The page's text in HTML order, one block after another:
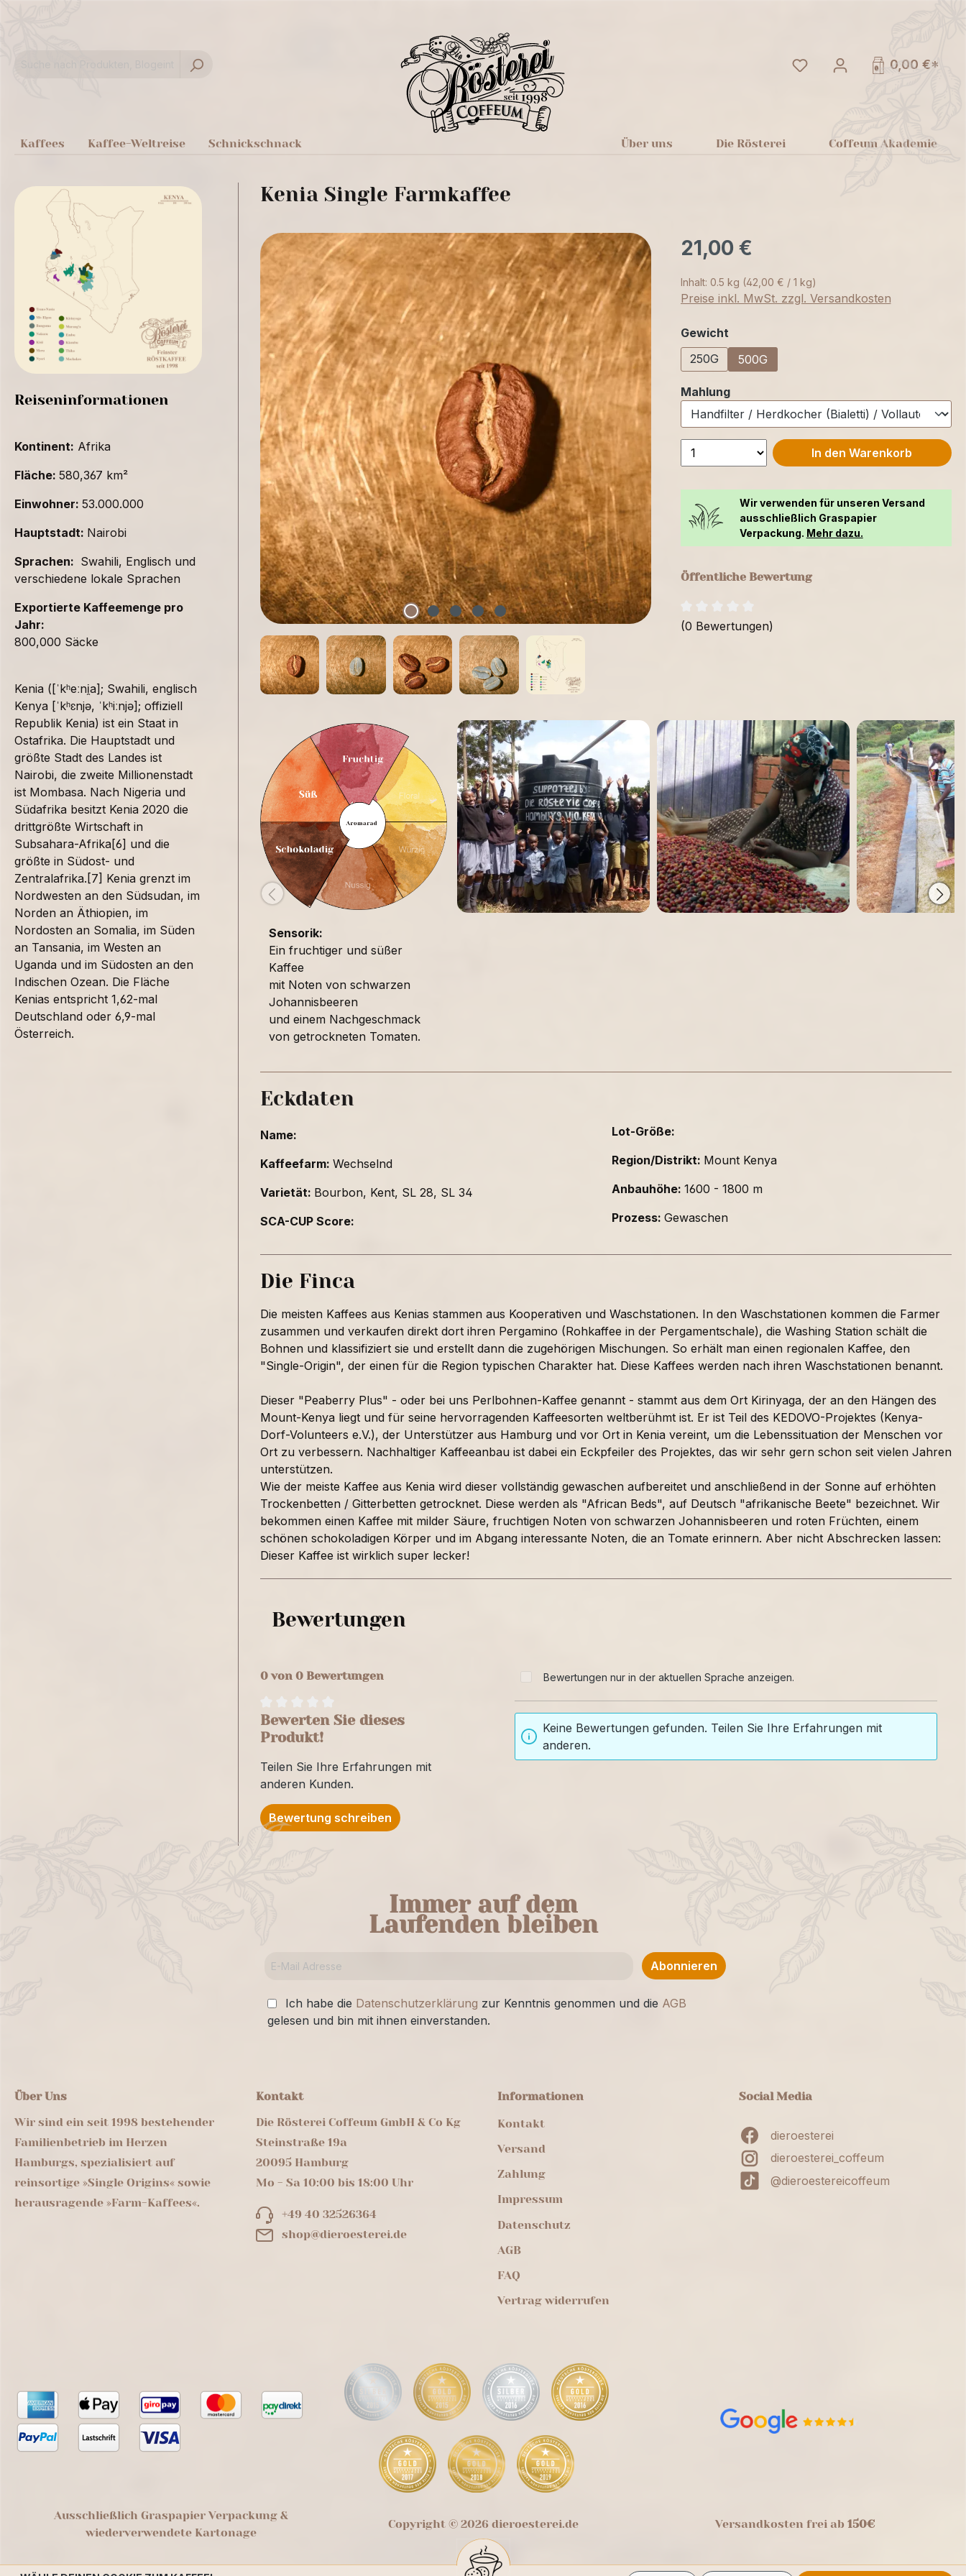
Du hast 0 Produkte auf
0,00 €*
Kaffees Kaffee-Weltreise Schnickschnack Über uns Die Rösterei Coffeum Akademie
Reiseninformationen
Kontinent: Afrika
Fläche: 580,367 km²
Einwohner: 53.000.000
Hauptstadt: Nairobi
Sprachen: Swahili, Englisch und
verschiedene lokale Sprachen
Exportierte Kaffeemenge pro
Jahr:
800,000 Säcke
Kenia ([ˈkʰeːni̯a]; Swahili, englisch
Kenya [ˈkʰɛnjə, ˈkʰiːnjə]; offiziell
Republik Kenia) ist ein Staat in
Ostafrika. Die Hauptstadt und
größte Stadt des Landes ist
Nairobi, die zweite Millionenstadt
ist Mombasa. Nach Nigeria und
Südafrika besitzt Kenia 2020 die
drittgrößte Wirtschaft in
Subsahara-Afrika[6] und die
größte in Südost- und
Zentralafrika.[7] Kenia grenzt im
Nordwesten an den Südsudan, im
Norden an Äthiopien, im
Nordosten an Somalia, im Süden
an Tansania, im Westen an
Uganda und im Südosten an den
Indischen Ozean. Die Fläche
Kenias entspricht 1,62-mal
Deutschland oder 6,9-mal
Österreich.
Kenia Single Farmkaffee
21,00 €
Inhalt: 0.5 kg (42,00 € / 1 kg)
Preise inkl. MwSt. zzgl. Versandkosten
Gewichtauswählen
250G
500G
Mahlungauswählen
In den Warenkorb
Wir verwenden für unseren Versand
ausschließlich Graspapier
Verpackung. Mehr dazu.
Öffentliche Bewertung
(0 Bewertungen)
Sensorik:
Ein fruchtiger und süßer
Kaffee
mit Noten von schwarzen
Johannisbeeren
und einem Nachgeschmack
von getrockneten Tomaten.
Eckdaten
Name:
Kaffeefarm: Wechselnd
Varietät: Bourbon, Kent, SL 28, SL 34
SCA-CUP Score:
Lot-Größe:
Region/Distrikt: Mount Kenya
Anbauhöhe: 1600 - 1800 m
Prozess: Gewaschen
Die Finca
Die meisten Kaffees aus Kenias stammen aus Kooperativen und Waschstationen. In den Waschstationen kommen die Farmer
zusammen und verkaufen direkt dort ihren Pergamino (Rohkaffee in der Pergamentschale), die Washing Station schält die
Bohnen und klassifiziert sie und erstellt dann die zugehörigen Mischungen. So erhält man einen regionalen Kaffee, den
"Single-Origin", der einen für die Region typischen Charakter hat. Diese Kaffees werden nach ihren Waschstationen benannt.
Dieser "Peaberry Plus" - oder bei uns Perlbohnen-Kaffee genannt - stammt aus dem Ort Kirinyaga, der an den Hängen des
Mount-Kenya liegt und für seine hervorragenden Kaffeesorten weltberühmt ist. Er ist Teil des KEDOVO-Projektes (Kenya-
Dorf-Volunteers e.V.), der Unterstützer aus Hamburg und vor Ort in Kenia vereint, um die Lebenssituation der Menschen vor
Ort zu verbessern. Nachhaltiger Kaffeeanbau ist dabei ein Eckpfeiler des Projektes, das wir sehr gern schon seit vielen Jahren
unterstützen.
Wie der meiste Kaffee aus Kenia wird dieser vollständig gewaschen aufbereitet und anschließend in der Sonne auf erhöhten
Trockenbetten / Gitterbetten getrocknet. Diese werden als "African Beds", auf Deutsch "afrikanische Beete" bezeichnet. Wir
bekommen einen Kaffee mit milder Säure, fruchtigen Noten von schwarzen Johannisbeeren und roten Früchten, einem
schönen schokoladigen Körper und im Abgang interessante Noten, die an Tomate erinnern. Aber nicht Abschrecken lassen:
Dieser Kaffee ist wirklich super lecker!
Bewertungen
0 von 0 Bewertungen
Bewerten Sie dieses
Produkt!
Teilen Sie Ihre Erfahrungen mit
anderen Kunden.
Bewertung schreiben
Bewertungen nur in der aktuellen Sprache anzeigen.
Keine Bewertungen gefunden. Teilen Sie Ihre Erfahrungen mit
anderen.
Immer auf dem
Laufenden bleiben
Abonnieren
Ich habe die Datenschutzerklärung zur Kenntnis genommen und die AGB
gelesen und bin mit ihnen einverstanden.
Über Uns
Wir sind ein seit 1998 bestehender
Familienbetrieb im Herzen
Hamburgs, spezialisiert auf
reinsortige »Single Origins« sowie
herausragende »Farm-Kaffees«.
Kontakt
Die Rösterei Coffeum GmbH & Co Kg
Steinstraße 19a
20095 Hamburg
Mo - Sa 10:00 bis 18:00 Uhr
+49 40 32526364
shop@dieroesterei.de
Informationen
Kontakt
Versand
Zahlung
Impressum
Datenschutz
AGB
FAQ
Vertrag widerrufen
Social Media
dieroesterei
dieroesterei_coffeum
@dieroestereicoffeum
Ausschließlich Graspapier Verpackung &
wiederverwendete Kartonage
Copyright © 2026 dieroesterei.de Versandkosten frei ab150€